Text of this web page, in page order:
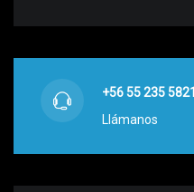
+56 55 235 5821
Llámanos